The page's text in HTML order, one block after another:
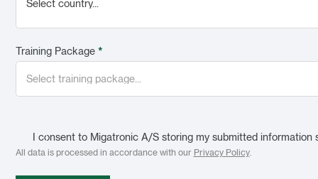
Select country...
Training Package *
I consent to Migatronic A/S storing my submitted information
All data is processed in accordance with our Privacy Policy.